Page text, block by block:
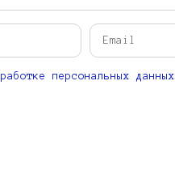
персональных данных